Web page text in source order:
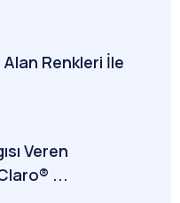
Renkleri İle
Veren
...